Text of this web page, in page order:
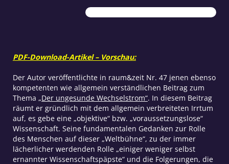
voraussetzungslose
Wissenschaft?
PDF-Download-Artikel – Vorschau:
Der Autor veröffentlichte in raum&zeit Nr. 47 jenen ebenso
kompetenten wie allgemein verständlichen Beitrag zum
Thema „Der ungesunde Wechselstrom“. In diesem Beitrag
räumt er gründlich mit dem allgemein verbreiteten Irrtum
auf, es gebe eine „objektive“ bzw. „voraussetzungslose“
Wissenschaft. Seine fundamentalen Gedanken zur Rolle
des Menschen auf dieser „Weltbühne“, zu der immer
lächerlicher werdenden Rolle „einiger weniger selbst
ernannter Wissenschaftspäpste“ und die Folgerungen, die